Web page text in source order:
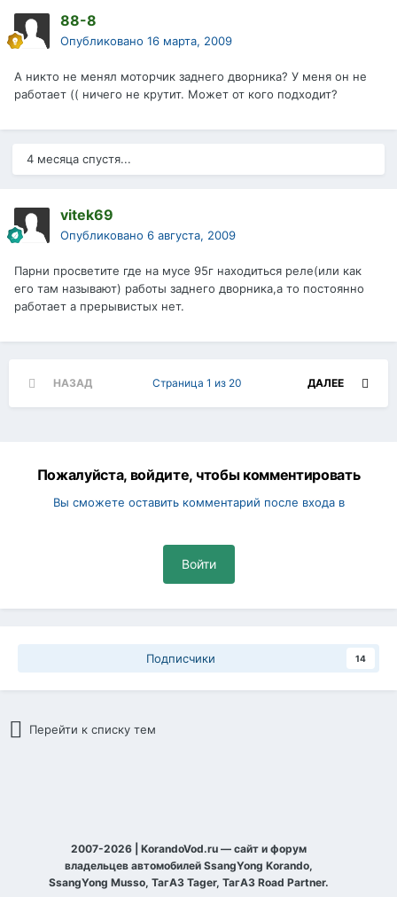
88-8
Опубликовано 16 марта, 2009
А никто не менял моторчик заднего дворника? У меня он не
работает (( ничего не крутит. Может от кого подходит?
4 месяца спустя...
vitek69
Опубликовано 6 августа, 2009
Парни просветите где на мусе 95г находиться реле(или как
его там называют) работы заднего дворника,а то постоянно
работает а прерывистых нет.
НАЗАД ДАЛЕЕ
Страница 1 из 20
Пожалуйста, войдите, чтобы комментировать
Вы сможете оставить комментарий после входа в
Войти
Подписчики 14
Перейти к списку тем
2007-2026 | KorandoVod.ru — сайт и форум
владельцев автомобилей SsangYong Korando,
SsangYong Musso, ТагАЗ Tager, ТагАЗ Road Partner.